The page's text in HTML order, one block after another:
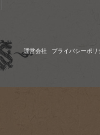
運営会社 プライバシーポリ